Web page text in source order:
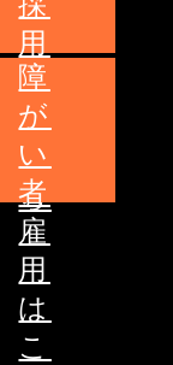
用
は
こ
ち
ら
障
が
い
者
雇
用
は
こ